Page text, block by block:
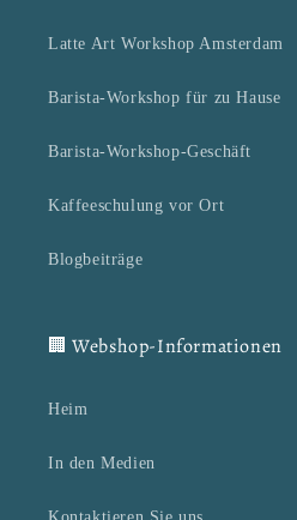
Latte Art Workshop Amsterdam
Barista-Workshop für zu Hause
Barista-Workshop-Geschäft
Kaffeeschulung vor Ort
Blogbeiträge
🏢 Webshop-Informationen
Heim
In den Medien
Kontaktieren Sie uns